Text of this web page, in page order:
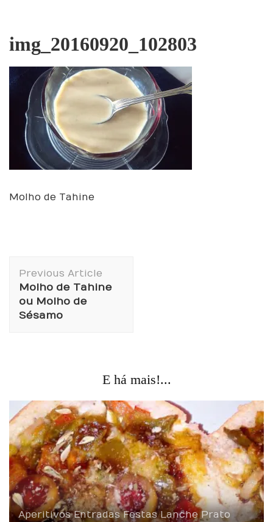
img_20160920_102803
Molho de Tahine
Navigation
Previous Article
Molho de Tahine
ou Molho de
Sésamo
E há mais!...
Aperitivos Entradas Festas Lanche Prato